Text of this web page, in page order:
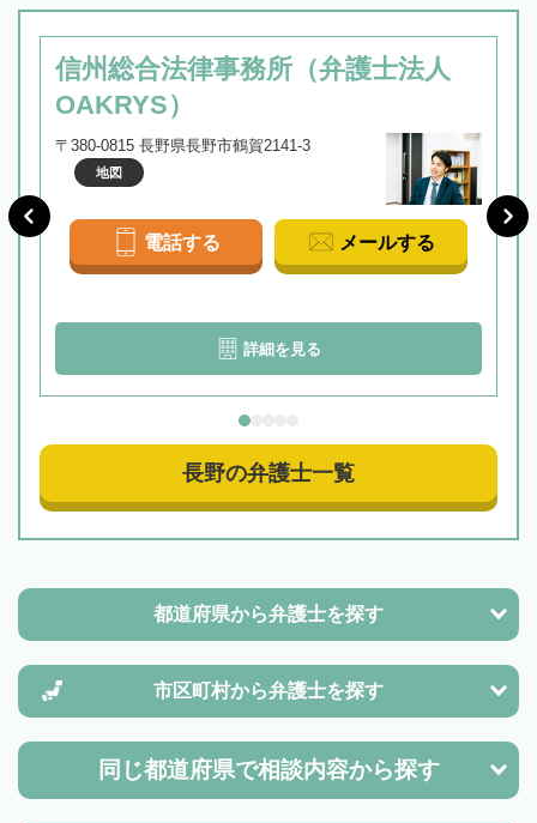
信州総合法律事務所（弁護士法人
OAKRYS）
〒380-0815 長野県長野市鶴賀2141-3
地図
電話する メールする
詳細を見る
長野の弁護士一覧
都道府県から弁護士を探す
市区町村から弁護士を探す
同じ都道府県で相談内容から探す